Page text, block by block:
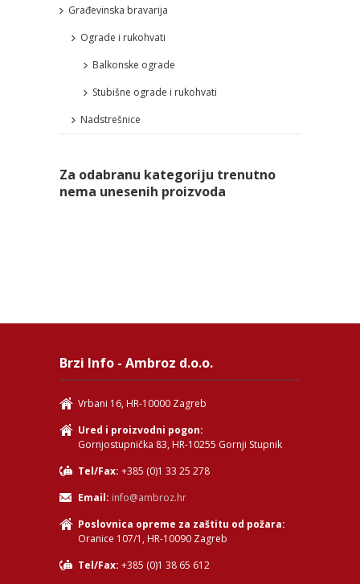
Građevinska bravarija
Ograde i rukohvati
Balkonske ograde
Stubišne ograde i rukohvati
Nadstrešnice
Za odabranu kategoriju trenutno
nema unesenih proizvoda
Brzi Info - Ambroz d.o.o.
Vrbani 16, HR-10000 Zagreb
Ured i proizvodni pogon:
Gornjostupnička 83, HR-10255 Gornji Stupnik
Tel/Fax: +385 (0)1 33 25 278
Email: info@ambroz.hr
Poslovnica opreme za zaštitu od požara:
Oranice 107/1, HR-10090 Zagreb
Tel/Fax: +385 (0)1 38 65 612